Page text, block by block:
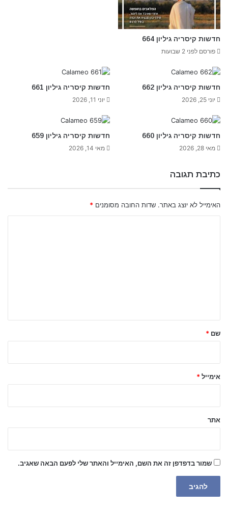
חדשות קיסריה גיליון 664
פורסם לפני 2 שבועות
חדשות קיסריה גיליון 662
יוני 25, 2026
חדשות קיסריה גיליון 661
יוני 11, 2026
חדשות קיסריה גיליון 660
מאי 28, 2026
חדשות קיסריה גיליון 659
מאי 14, 2026
כתיבת תגובה
האימייל לא יוצג באתר. שדות החובה מסומנים *
ל
שם *
אימייל *
אתר
שמור בדפדפן זה את השם, האימייל והאתר שלי לפעם הבאה שאגיב.